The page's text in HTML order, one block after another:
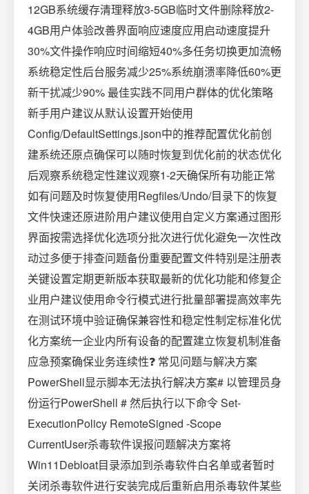
12GB系统缓存清理释放3-5GB临时文件删除释放2-
4GB用户体验改善界面响应速度应用启动速度提升
30%文件操作响应时间缩短40%多任务切换更加流畅
系统稳定性后台服务减少25%系统崩溃率降低60%更
新干扰减少90% 最佳实践不同用户群体的优化策略
新手用户建议从默认设置开始使用
Config/DefaultSettings.json中的推荐配置优化前创
建系统还原点确保可以随时恢复到优化前的状态优化
后观察系统稳定性建议观察1-2天确保所有功能正常
如有问题及时恢复使用Regfiles/Undo/目录下的恢复
文件快速还原进阶用户建议使用自定义方案通过图形
界面按需选择优化选项分批次进行优化避免一次性改
动过多便于排查问题备份重要配置文件特别是注册表
关键设置定期更新版本获取最新的优化功能和修复企
业用户建议使用命令行模式进行批量部署提高效率先
在测试环境中验证确保兼容性和稳定性制定标准化优
化方案统一企业内所有设备的配置建立恢复机制准备
应急预案确保业务连续性❓ 常见问题与解决方案
PowerShell显示脚本无法执行解决方案# 以管理员身
份运行PowerShell # 然后执行以下命令 Set-
ExecutionPolicy RemoteSigned -Scope
CurrentUser杀毒软件误报问题解决方案将
Win11Debloat目录添加到杀毒软件白名单或者暂时
关闭杀毒软件进行安装完成后重新启用杀毒软件某些